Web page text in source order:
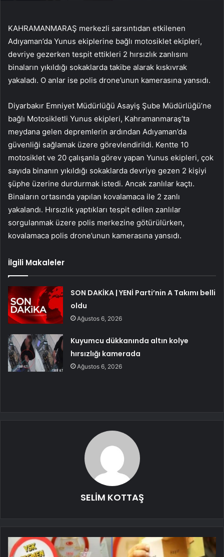
KAHRAMANMARAŞ merkezli sarsıntıdan etkilenen
Adıyaman’da Yunus ekiplerine bağlı motosiklet ekipleri,
devriye gezerken tespit ettikleri 2 hırsızlık zanlısını
binaların yıkıldığı sokaklarda takibe alarak kıskıvrak
yakaladı. O anlar ise polis drone’unun kamerasına yansıdı.
Diyarbakır Emniyet Müdürlüğü Asayiş Şube Müdürlüğü’ne
bağlı Motosikletli Yunus ekipleri, Kahramanmaraş’ta
meydana gelen depremlerin ardından Adıyaman’da
güvenliği sağlamak üzere görevlendirildi. Kentte 10
motosiklet ve 20 çalışanla görev yapan Yunus ekipleri, çok
sayıda binanın yıkıldığı sokaklarda devriye gezen 2 kişiyi
şüphe üzerine durdurmak istedi. Ancak zanlılar kaçtı.
Binaların ortasında yapılan kovalamaca ile 2 zanlı
yakalandı. Hırsızlık yaptıkları tespit edilen zanlılar
sorgulanmak üzere polis merkezine götürülürken,
kovalamaca polis drone’unun kamerasına yansıdı.
İlgili Makaleler
SON DAKİKA | YENİ Parti’nin A Takımı belli
oldu
Ağustos 6, 2026
Kuyumcu dükkanında altın kolye
hırsızlığı kamerada
Ağustos 6, 2026
SELİM KOTTAŞ